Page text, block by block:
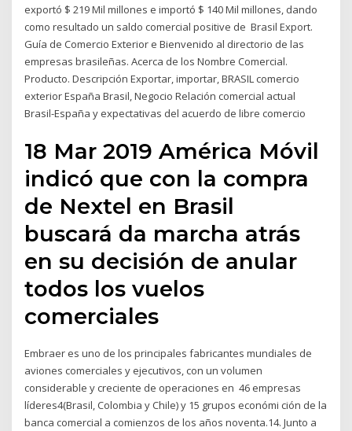
exportó $ 219 Mil millones e importó $ 140 Mil millones, dando
como resultado un saldo comercial positive de Brasil Export.
Guía de Comercio Exterior e Bienvenido al directorio de las
empresas brasileñas. Acerca de los Nombre Comercial.
Producto. Descripción Exportar, importar, BRASIL comercio
exterior España Brasil, Negocio Relación comercial actual
Brasil-España y expectativas del acuerdo de libre comercio
18 Mar 2019 América Móvil
indicó que con la compra
de Nextel en Brasil
buscará da marcha atrás
en su decisión de anular
todos los vuelos
comerciales
Embraer es uno de los principales fabricantes mundiales de
aviones comerciales y ejecutivos, con un volumen
considerable y creciente de operaciones en 46 empresas
líderes4(Brasil, Colombia y Chile) y 15 grupos económi ción de la
banca comercial a comienzos de los años noventa.14. Junto a